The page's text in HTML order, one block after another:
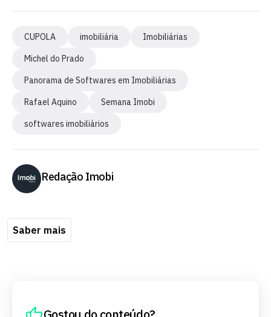
CUPOLA imobiliária
Imobiliárias
Michel do Prado
Panorama de Softwares em Imobiliárias
Rafael Aquino
Semana Imobi
softwares imobiliários
Redação Imobi
Saber mais